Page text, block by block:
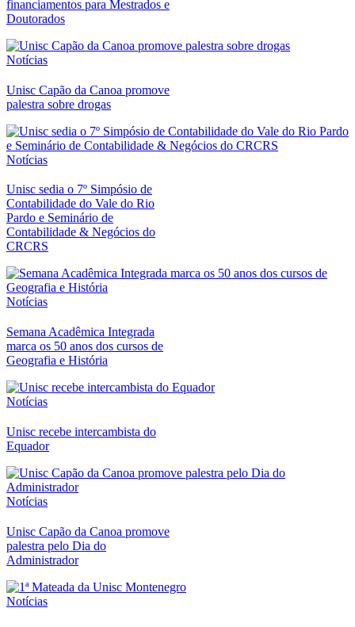
financiamentos para Mestrados e
Doutorados
Notícias
Unisc Capão da Canoa promove
palestra sobre drogas
Notícias
Unisc sedia o 7º Simpósio de
Contabilidade do Vale do Rio
Pardo e Seminário de
Contabilidade & Negócios do
CRCRS
Notícias
Semana Acadêmica Integrada
marca os 50 anos dos cursos de
Geografia e História
Notícias
Unisc recebe intercambista do
Equador
Notícias
Unisc Capão da Canoa promove
palestra pelo Dia do
Administrador
Notícias